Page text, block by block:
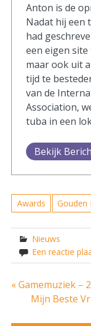
Anton is de
Nadat hij een
had
een eigen
maar ook uit
tijd te
van de
Association,
tuba in een
Bekijk
Awards Gouden
Nieuws
Een reactie
Bericht
navigatie
« Gamemuziek –
Mijn Beste